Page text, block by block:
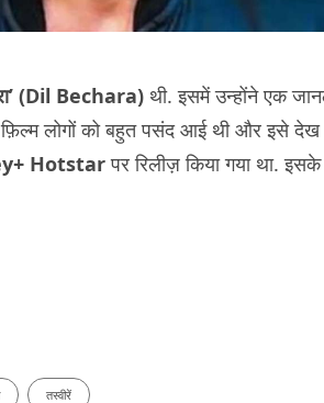
(Dil Bechara) थी. इसमें उन्होंने एक
फ़िल्म लोगों को बहुत पसंद आई थी और इसे
Hotstarपर रिलीज़ किया गया था.
तस्वीरें